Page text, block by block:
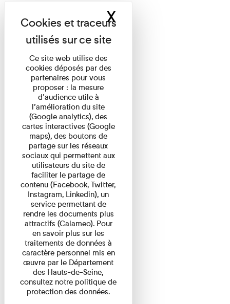
Ce site web utilise des
cookies déposés par des
partenaires pour vous
proposer : la mesure
d’audience utile à
l’amélioration du site
(Google analytics), des
cartes interactives (Google
maps), des boutons de
partage sur les réseaux
sociaux qui permettent aux
utilisateurs du site de
faciliter le partage de
contenu (Facebook, Twitter,
Instagram, Linkedin), un
service permettant de
rendre les documents plus
attractifs (Calameo). Pour
en savoir plus sur les
traitements de données à
caractère personnel mis en
œuvre par le Département
des Hauts-de-Seine,
consultez notre politique de
protection des données.
XMasquer le